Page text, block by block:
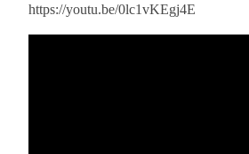
https://youtu.be/0lc1vKEgj4E